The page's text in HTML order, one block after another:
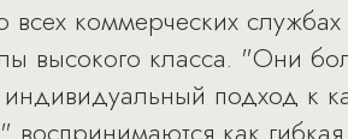
коммерческих
высокого класса. "Они
подход к